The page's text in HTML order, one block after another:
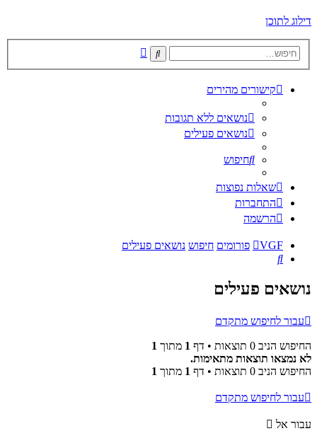
דילוג לתוכן
חיפוש
קישורים מהירים
נושאים ללא תגובות
נושאים פעילים
חיפוש
שאלות נפוצות
התחברות
הרשמה
VGF פורומים חיפוש נושאים פעילים
חיפוש
נושאים פעילים
עבור לחיפוש מתקדם
החיפוש הניב 0 תוצאות • דף 1 מתוך 1
לא נמצאו תוצאות מתאימות.
החיפוש הניב 0 תוצאות • דף
1 מתוך 1
עבור לחיפוש מתקדם
עבור אל